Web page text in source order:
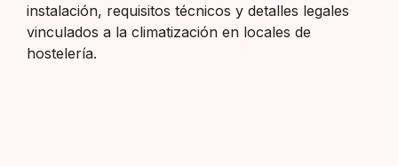
instalación, requisitos técnicos y detalles legales
vinculados a la climatización en locales de
hostelería.